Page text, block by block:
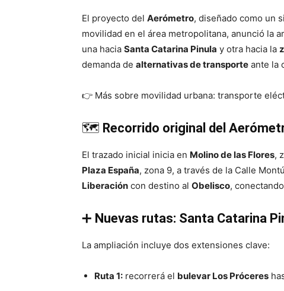
El proyecto del Aerómetro, diseñado como un
movilidad en el área metropolitana, anunció la
una hacia Santa Catarina Pinula y otra hacia la
demanda de alternativas de transporte ante la
👉 Más sobre movilidad urbana: transporte
🗺️ Recorrido original del
El trazado inicial inicia en Molino de las Flores,
Plaza España, zona 9, a través de la Calle
Liberación con destino al Obelisco,
➕ Nuevas rutas: Santa Catarina
La ampliación incluye dos extensiones clave:
Ruta 1: recorrerá el bulevar Los Próceres